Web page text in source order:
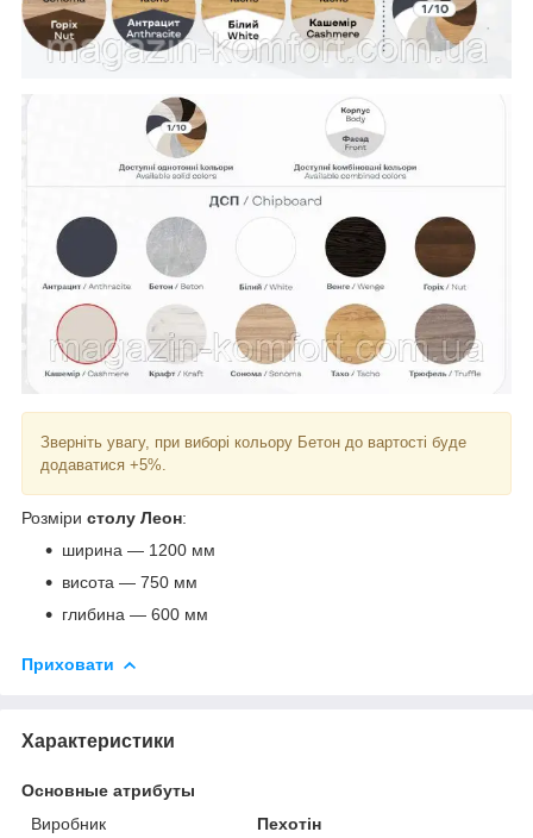
Зверніть увагу, при виборі кольору Бетон до вартості буде
додаватися +5%.
Розміри столу Леон:
ширина ― 1200 мм
висота ― 750 мм
глибина ― 600 мм
Приховати
Характеристики
Основные атрибуты
Виробник
Пехотін